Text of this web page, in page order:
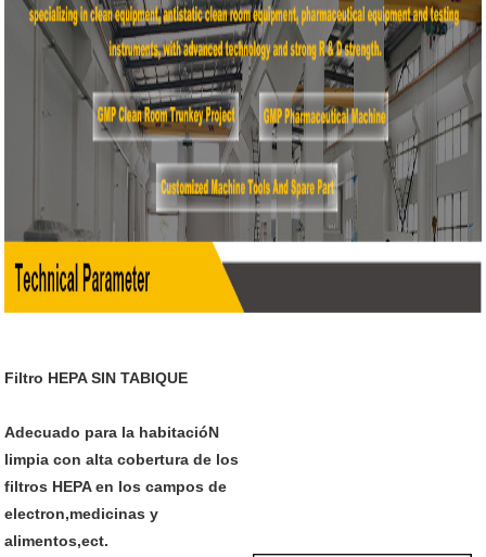
Filtro HEPA SIN TABIQUE
Adecuado para la habitacióN
limpia con alta cobertura de los
filtros HEPA en los campos de
electron,medicinas y
alimentos,ect.